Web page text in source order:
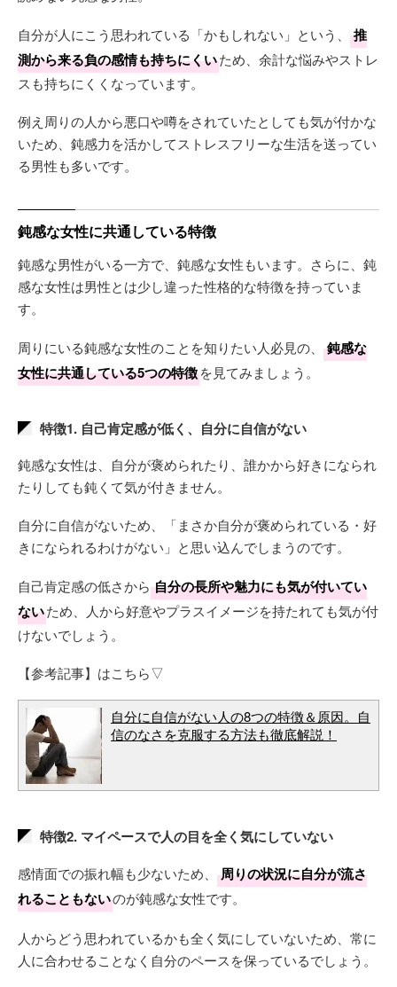
自分が人にこう思われている「かもしれない」という、
推
測から来る負の感情も持ちにくいため、余計な悩みやストレ
スも持ちにくくなっています。
例え周りの人から悪口や噂をされていたとしても気が付かな
いため、鈍感力を活かしてストレスフリーな生活を送ってい
る男性も多いです。
鈍感な女性に共通している特徴
鈍感な男性がいる一方で、鈍感な女性もいます。さらに、鈍
感な女性は男性とは少し違った性格的な特徴を持っていま
す。
周りにいる鈍感な女性のことを知りたい人必見の、
鈍感な
女性に共通している5つの特徴を見てみましょう。
特徴1. 自己肯定感が低く、自分に自信がない
鈍感な女性は、自分が褒められたり、誰かから好きになられ
たりしても鈍くて気が付きません。
自分に自信がないため、「まさか自分が褒められている・好
きになられるわけがない」と思い込んでしまうのです。
自己肯定感の低さから 自分の長所や魅力にも気が付いてい
ないため、人から好意やプラスイメージを持たれても気が付
けないでしょう。
【参考記事】はこちら▽
自分に自信がない人の8つの特徴＆原因。自
信のなさを克服する方法も徹底解説！
特徴2. マイペースで人の目を全く気にしていない
感情面での振れ幅も少ないため、
周りの状況に自分が流さ
れることもないのが鈍感な女性です。
人からどう思われているかも全く気にしていないため、常に
人に合わせることなく自分のペースを保っているでしょう。